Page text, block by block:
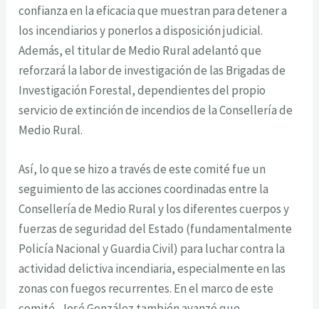
confianza en la eficacia que muestran para detener a
los incendiarios y ponerlos a disposición judicial.
Además, el titular de Medio Rural adelantó que
reforzará la labor de investigación de las Brigadas de
Investigación Forestal, dependientes del propio
servicio de extinción de incendios de la Consellería de
Medio Rural.
Así, lo que se hizo a través de este comité fue un
seguimiento de las acciones coordinadas entre la
Consellería de Medio Rural y los diferentes cuerpos y
fuerzas de seguridad del Estado (fundamentalmente
Policía Nacional y Guardia Civil) para luchar contra la
actividad delictiva incendiaria, especialmente en las
zonas con fuegos recurrentes. En el marco de este